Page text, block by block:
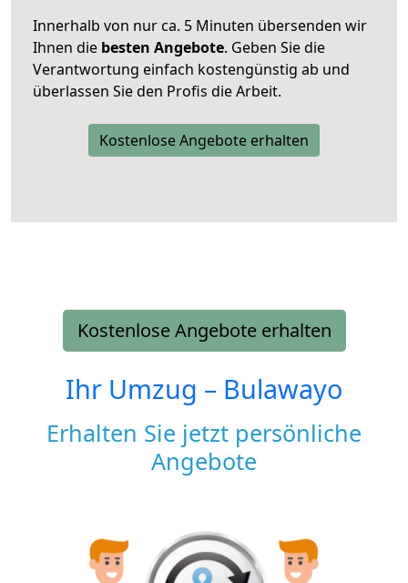
Innerhalb von nur ca. 5 Minuten übersenden wir
Ihnen die besten Angebote. Geben Sie die
Verantwortung einfach kostengünstig ab und
überlassen Sie den Profis die Arbeit.
Kostenlose Angebote erhalten
Kostenlose Angebote erhalten
Ihr Umzug – Bulawayo
Erhalten Sie jetzt persönliche
Angebote